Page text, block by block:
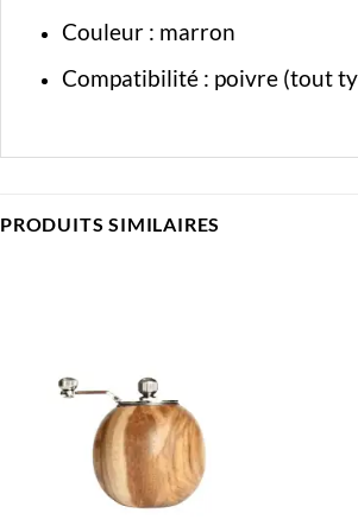
Couleur : marron
Compatibilité : poivre (tout
PRODUITS SIMILAIRES